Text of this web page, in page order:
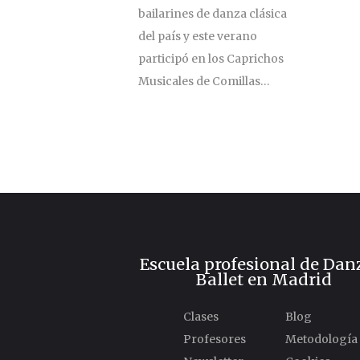
bailarines de danza clásica
del país y este verano
participó en los Caprichos
Musicales de Comillas…
Escuela profesional de
Ballet en Madrid
Clases
Blog
Profesores
Metodología